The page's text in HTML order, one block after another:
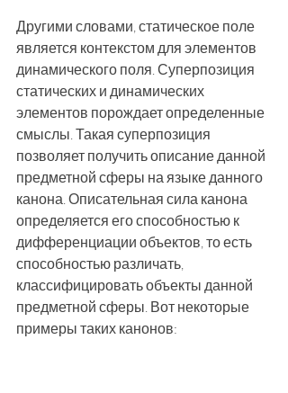
Другими словами, статическое поле
является контекстом для элементов
динамического поля. Суперпозиция
статических и динамических
элементов порождает определенные
смыслы. Такая суперпозиция
позволяет получить описание данной
предметной сферы на языке данного
канона. Описательная сила канона
определяется его способностью к
дифференциации объектов, то есть
способностью различать,
классифицировать объекты данной
предметной сферы. Вот некоторые
примеры таких канонов: